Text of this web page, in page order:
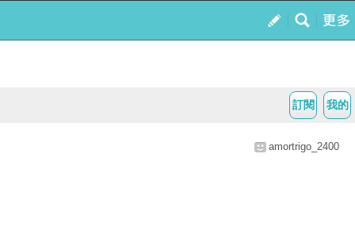
我的
訂閱
amortrigo_2400